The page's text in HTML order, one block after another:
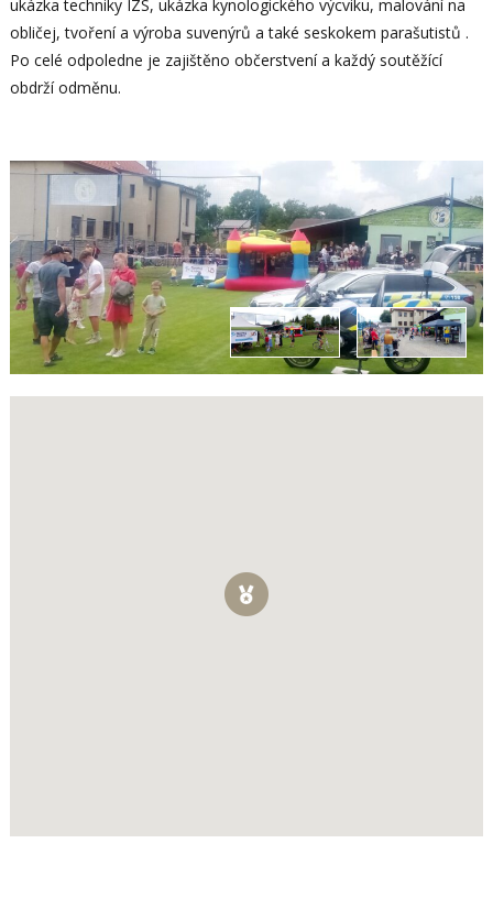
ukázka techniky IZS, ukázka kynologického výcviku, malování na
obličej, tvoření a výroba suvenýrů a také seskokem parašutistů .
Po celé odpoledne je zajištěno občerstvení a každý soutěžící
obdrží odměnu.